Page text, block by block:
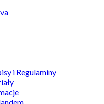
i Regulaminy